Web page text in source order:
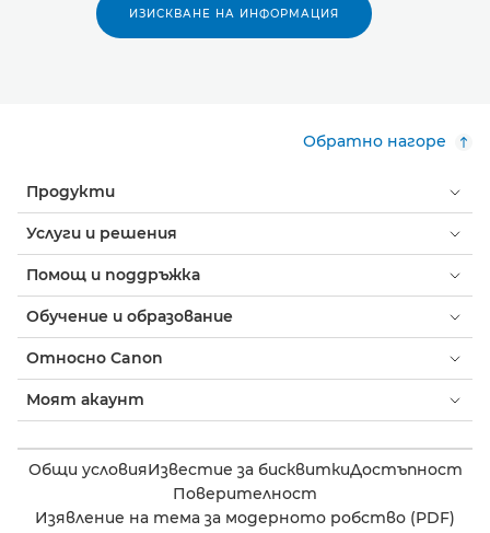
ИЗИСКВАНЕ НА ИНФОРМАЦИЯ
Обратно нагоре
Продукти
Услуги и решения
Помощ и поддръжка
Обучение и образование
Относно Canon
Моят акаунт
Общи условияИзвестие за бисквиткиДостъпност
Поверителност
Изявление на тема за модерното робство (PDF)